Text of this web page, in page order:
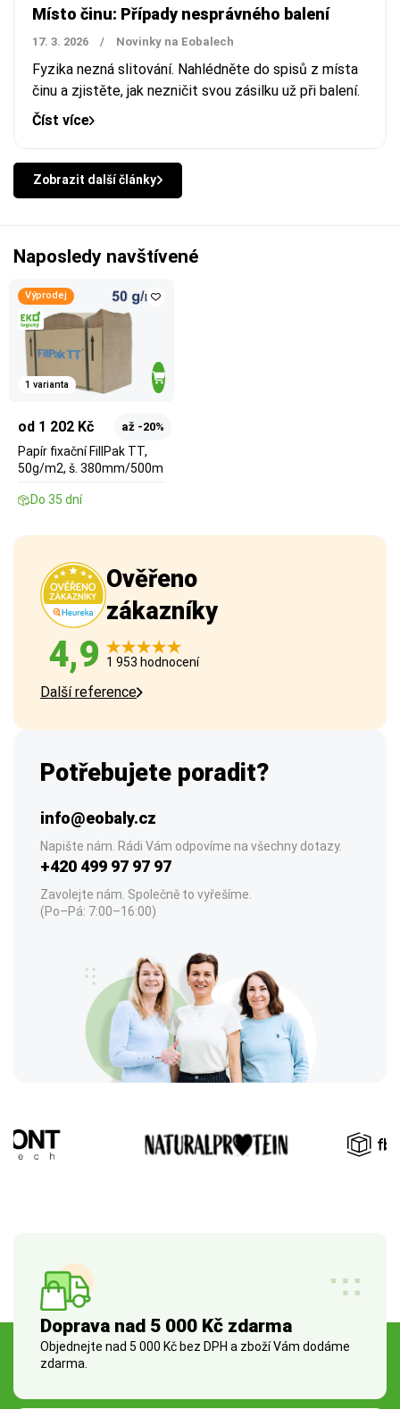
Místo činu: Případy nesprávného balení
17. 3. 2026 / Novinky na Eobalech
Fyzika nezná slitování. Nahlédněte do spisů z místa
činu a zjistěte, jak nezničit svou zásilku už při balení.
Číst více
Zobrazit další články
Naposledy navštívené
Výprodej
1 varianta
od 1 202 Kč až -20%
Papír fixační FillPak TT,
50g/m2, š. 380mm/500m
Do 35 dní
Ověřeno
zákazníky
4,9 1 953 hodnocení
Další reference
Potřebujete poradit?
info@eobaly.cz
Napište nám. Rádi Vám odpovíme na všechny dotazy.
+420 499 97 97 97
Zavolejte nám. Společně to vyřešíme.
(Po–Pá: 7:00–16:00)
Doprava nad 5 000 Kč zdarma
Objednejte nad 5 000 Kč bez DPH a zboží Vám dodáme
zdarma.